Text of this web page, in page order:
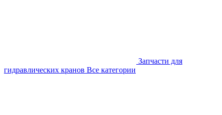
Запчасти для
гидравлических кранов Все категории